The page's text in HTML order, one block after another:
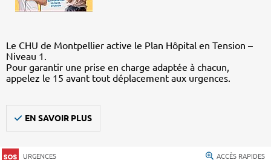
Le CHU de Montpellier active le Plan Hôpital en Tension –
Niveau 1.
Pour garantir une prise en charge adaptée à chacun,
appelez le 15 avant tout déplacement aux urgences.
EN SAVOIR PLUS
URGENCES ACCÈS RAPIDES